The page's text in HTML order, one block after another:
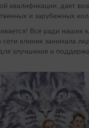
квалификации, дает
и зарубежных
Всё ради наших
сети клиник занимала
улучшения и